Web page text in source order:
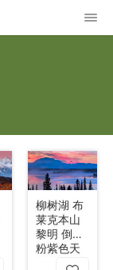
柳树湖 布
莱克本山
黎明 倒影
粉紫色天
空 雪山 松